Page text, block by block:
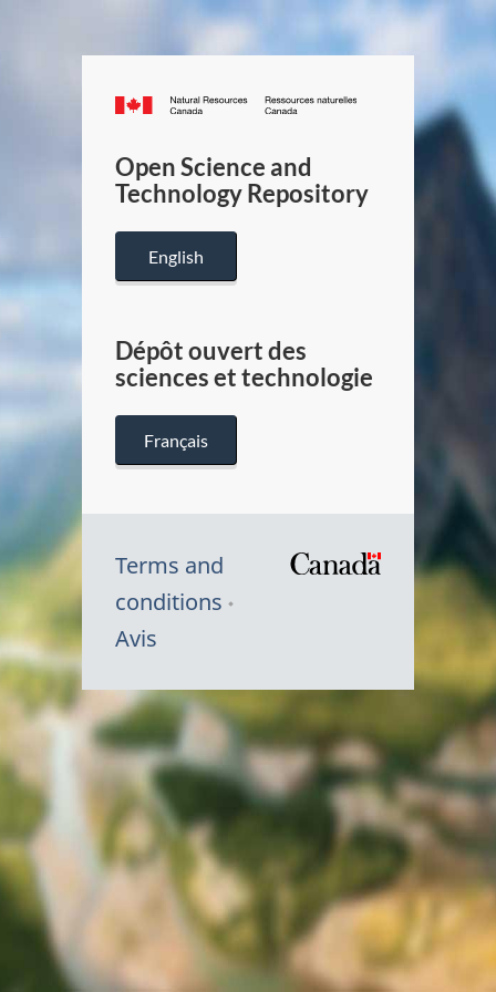
Canada.ca
/
Canada
Open Science and
Technology Repository
English
Dépôt ouvert des
sciences et technologie
Français
Terms and
conditions
Avis
Canada